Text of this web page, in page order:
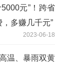
元”！跨省
多赚几千元”
2023-06-18
温、暴雨双黄